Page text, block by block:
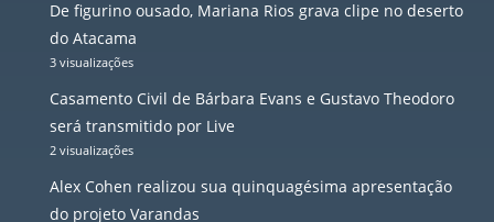
De figurino ousado, Mariana Rios grava clipe no deserto
do Atacama
3 visualizações
Casamento Civil de Bárbara Evans e Gustavo Theodoro
será transmitido por Live
2 visualizações
Alex Cohen realizou sua quinquagésima apresentação
do projeto Varandas